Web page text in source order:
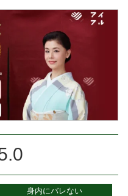
身内にバレない